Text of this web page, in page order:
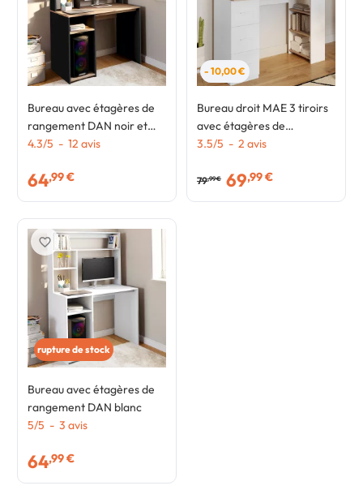
Bureau avec étagères de
rangement DAN noir et
façon hêtre
4.3/5 - 12 avis
64,99 €
- 10,00 €
Bureau droit MAE 3 tiroirs
avec étagères de
rangement blanc et bois
3.5/5 - 2 avis
79,99 € 69,99 €
rupture de stock
Bureau avec étagères de
rangement DAN blanc
5/5 - 3 avis
64,99 €
favorite_border